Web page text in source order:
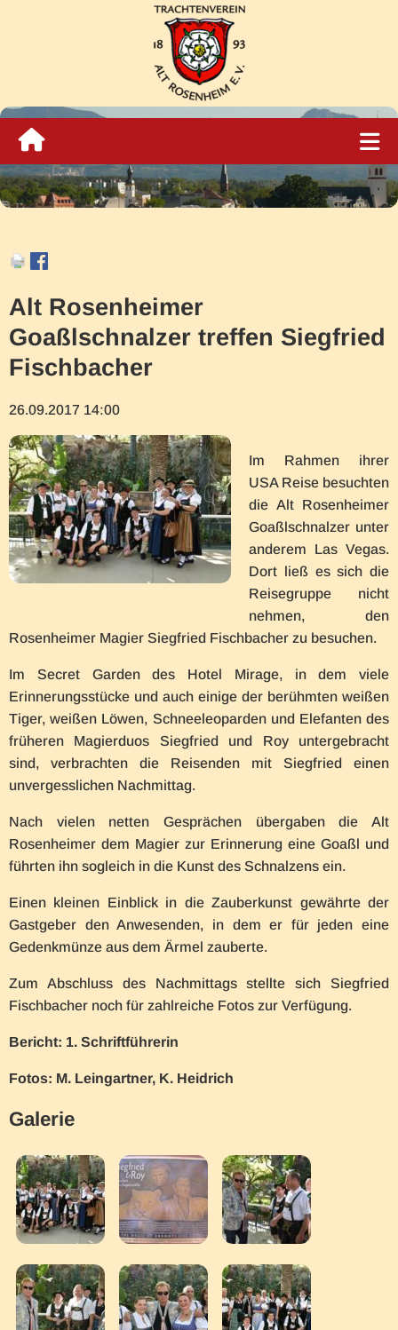
Alt Rosenheimer
Goaßlschnalzer treffen Siegfried
Fischbacher
26.09.2017 14:00
Im Rahmen ihrer
USA Reise besuchten
die Alt Rosenheimer
Goaßlschnalzer unter
anderem Las Vegas.
Dort ließ es sich die
Reisegruppe nicht
nehmen, den
Rosenheimer Magier Siegfried Fischbacher zu besuchen.
Im Secret Garden des Hotel Mirage, in dem viele
Erinnerungsstücke und auch einige der berühmten weißen
Tiger, weißen Löwen, Schneeleoparden und Elefanten des
früheren Magierduos Siegfried und Roy untergebracht
sind, verbrachten die Reisenden mit Siegfried einen
unvergesslichen Nachmittag.
Nach vielen netten Gesprächen übergaben die Alt
Rosenheimer dem Magier zur Erinnerung eine Goaßl und
führten ihn sogleich in die Kunst des Schnalzens ein.
Einen kleinen Einblick in die Zauberkunst gewährte der
Gastgeber den Anwesenden, in dem er für jeden eine
Gedenkmünze aus dem Ärmel zauberte.
Zum Abschluss des Nachmittags stellte sich Siegfried
Fischbacher noch für zahlreiche Fotos zur Verfügung.
Bericht: 1. Schriftführerin
Fotos: M. Leingartner, K. Heidrich
Galerie